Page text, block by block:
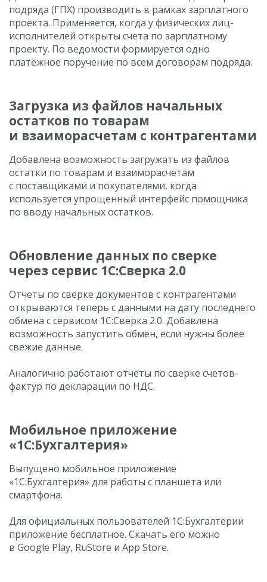
подряда (ГПХ) производить в рамках зарплатного
проекта. Применяется, когда у физических лиц-
исполнителей открыты счета по зарплатному
проекту. По ведомости формируется одно
платежное поручение по всем договорам подряда.
Загрузка из файлов начальных
остатков по товарам
и взаиморасчетам с контрагентами
Добавлена возможность загружать из файлов
остатки по товарам и взаиморасчетам
с поставщиками и покупателями, когда
используется упрощенный интерфейс помощника
по вводу начальных остатков.
Обновление данных по сверке
через сервис 1С:Сверка 2.0
Отчеты по сверке документов с контрагентами
открываются теперь с данными на дату последнего
обмена с сервисом 1С:Сверка 2.0. Добавлена
возможность запустить обмен, если нужны более
свежие данные.
Аналогично работают отчеты по сверке счетов-
фактур по декларации по НДС.
Мобильное приложение
«1С:Бухгалтерия»
Выпущено мобильное приложение
«1С:Бухгалтерия» для работы с планшета или
смартфона.
Для официальных пользователей 1С:Бухгалтерии
приложение бесплатное. Скачать его можно
в Goоgle Play, RuStore и App Store.